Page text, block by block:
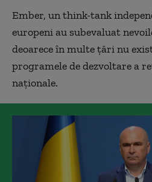
Ember, un think-tank
europeni au subevaluat
deoarece în multe țări nu
programele de dezvoltare a
naționale.